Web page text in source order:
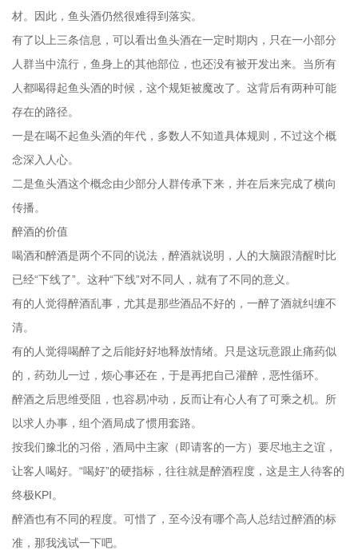
材。因此，鱼头酒仍然很难得到落实。
有了以上三条信息，可以看出鱼头酒在一定时期内，只在一小部分
人群当中流行，鱼身上的其他部位，也还没有被开发出来。当所有
人都喝得起鱼头酒的时候，这个规矩被魔改了。这背后有两种可能
存在的路径。
一是在喝不起鱼头酒的年代，多数人不知道具体规则，不过这个概
念深入人心。
二是鱼头酒这个概念由少部分人群传承下来，并在后来完成了横向
传播。
醉酒的价值
喝酒和醉酒是两个不同的说法，醉酒就说明，人的大脑跟清醒时比
已经“下线了”。这种“下线”对不同人，就有了不同的意义。
有的人觉得醉酒乱事，尤其是那些酒品不好的，一醉了酒就纠缠不
清。
有的人觉得喝醉了之后能好好地释放情绪。只是这玩意跟止痛药似
的，药劲儿一过，烦心事还在，于是再把自己灌醉，恶性循环。
醉酒之后思维受阻，也容易冲动，反而让有心人有了可乘之机。所
以求人办事，组个酒局成了惯用套路。
按我们豫北的习俗，酒局中主家（即请客的一方）要尽地主之谊，
让客人喝好。“喝好”的硬指标，往往就是醉酒程度，这是主人待客的
终极KPI。
醉酒也有不同的程度。可惜了，至今没有哪个高人总结过醉酒的标
准，那我浅试一下吧。